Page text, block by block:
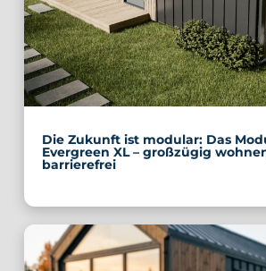
Die Zukunft ist modular: Das
Evergreen XL – großzügig
barrierefrei